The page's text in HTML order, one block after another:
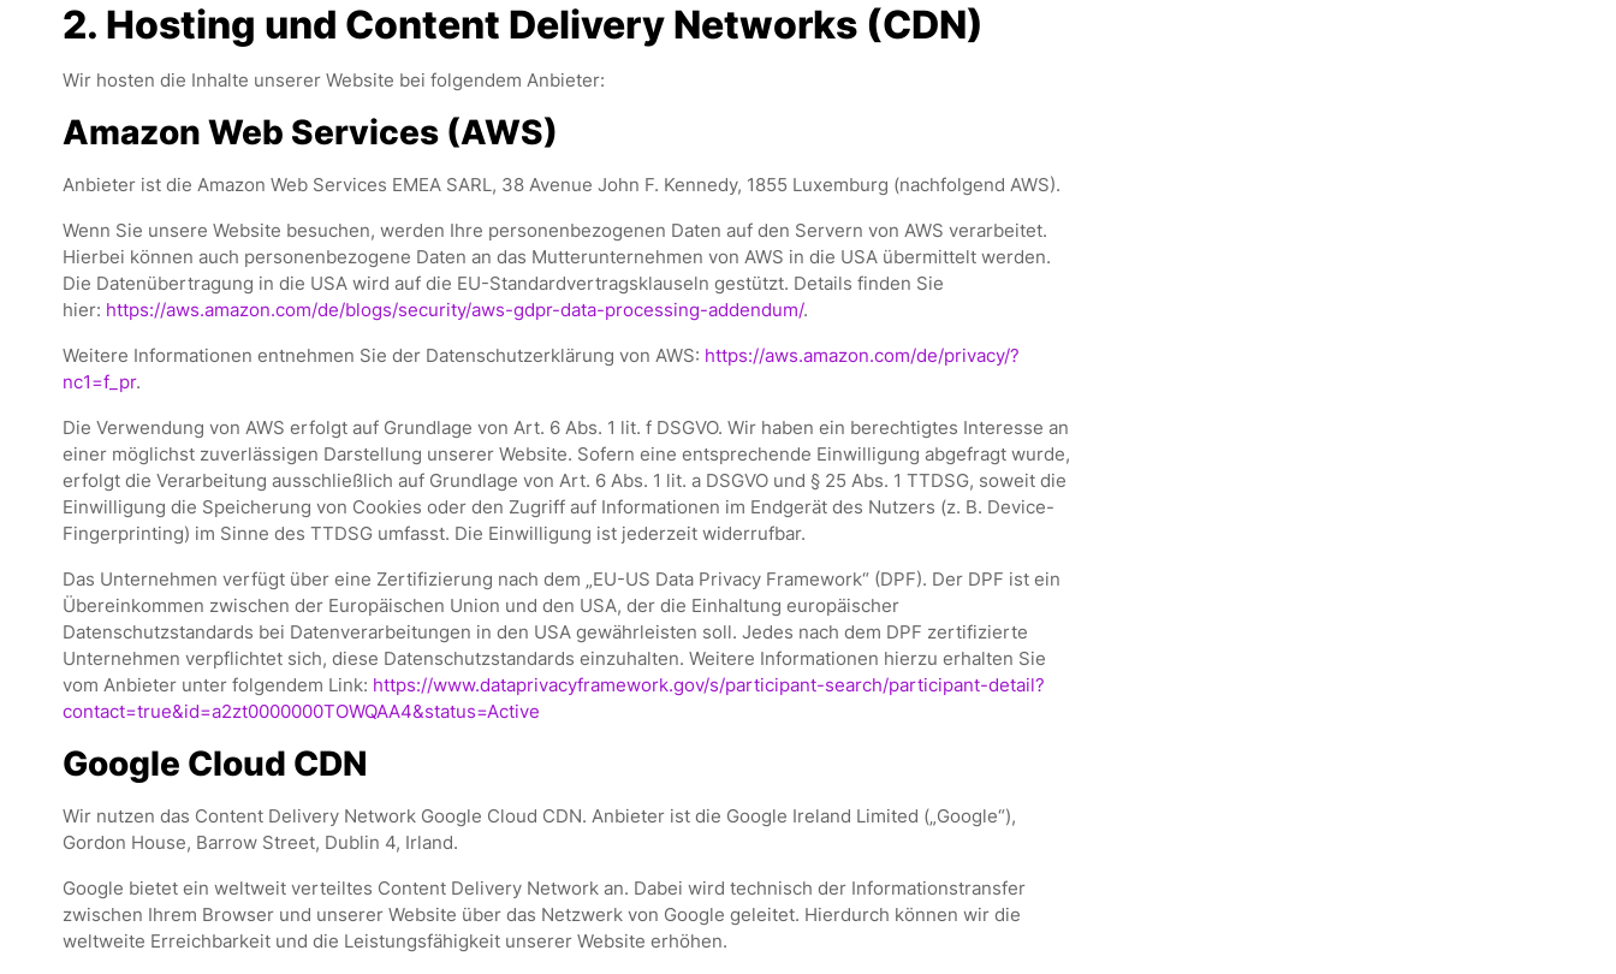
2. Hosting und Content Delivery Networks (CDN)
Wir hosten die Inhalte unserer Website bei folgendem Anbieter:
Amazon Web Services (AWS)
Anbieter ist die Amazon Web Services EMEA SARL, 38 Avenue John F. Kennedy, 1855 Luxemburg (nachfolgend AWS).
Wenn Sie unsere Website besuchen, werden Ihre personenbezogenen Daten auf den Servern von AWS verarbeitet.
Hierbei können auch personenbezogene Daten an das Mutterunternehmen von AWS in die USA übermittelt werden.
Die Datenübertragung in die USA wird auf die EU-Standardvertragsklauseln gestützt. Details finden Sie
hier: https://aws.amazon.com/de/blogs/security/aws-gdpr-data-processing-addendum/.
Weitere Informationen entnehmen Sie der Datenschutzerklärung von AWS: https://aws.amazon.com/de/privacy/?
nc1=f_pr.
Die Verwendung von AWS erfolgt auf Grundlage von Art. 6 Abs. 1 lit. f DSGVO. Wir haben ein berechtigtes Interesse an
einer möglichst zuverlässigen Darstellung unserer Website. Sofern eine entsprechende Einwilligung abgefragt wurde,
erfolgt die Verarbeitung ausschließlich auf Grundlage von Art. 6 Abs. 1 lit. a DSGVO und § 25 Abs. 1 TTDSG, soweit die
Einwilligung die Speicherung von Cookies oder den Zugriff auf Informationen im Endgerät des Nutzers (z. B. Device-
Fingerprinting) im Sinne des TTDSG umfasst. Die Einwilligung ist jederzeit widerrufbar.
Das Unternehmen verfügt über eine Zertifizierung nach dem „EU-US Data Privacy Framework“ (DPF). Der DPF ist ein
Übereinkommen zwischen der Europäischen Union und den USA, der die Einhaltung europäischer
Datenschutzstandards bei Datenverarbeitungen in den USA gewährleisten soll. Jedes nach dem DPF zertifizierte
Unternehmen verpflichtet sich, diese Datenschutzstandards einzuhalten. Weitere Informationen hierzu erhalten Sie
vom Anbieter unter folgendem Link: https://www.dataprivacyframework.gov/s/participant-search/participant-detail?
contact=true&id=a2zt0000000TOWQAA4&status=Active
Google Cloud CDN
Wir nutzen das Content Delivery Network Google Cloud CDN. Anbieter ist die Google Ireland Limited („Google“),
Gordon House, Barrow Street, Dublin 4, Irland.
Google bietet ein weltweit verteiltes Content Delivery Network an. Dabei wird technisch der Informationstransfer
zwischen Ihrem Browser und unserer Website über das Netzwerk von Google geleitet. Hierdurch können wir die
weltweite Erreichbarkeit und die Leistungsfähigkeit unserer Website erhöhen.